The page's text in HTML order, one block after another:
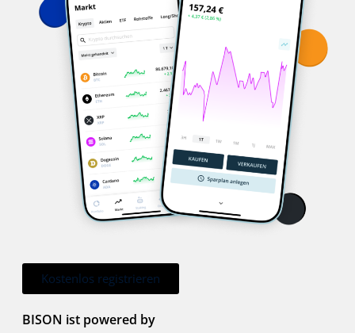
Kostenlos registrieren
BISON ist powered by